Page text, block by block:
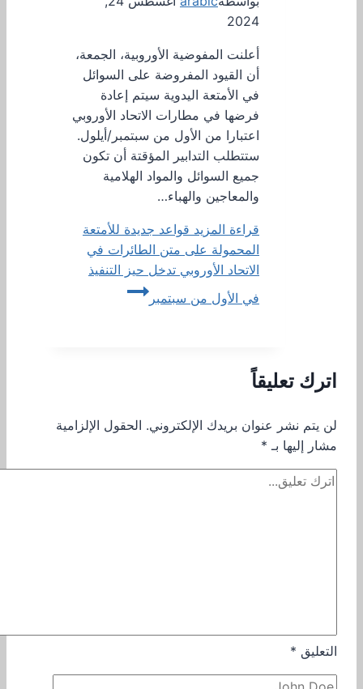
2024
أعلنت المفوضية الأوروبية، الجمعة،
أن القيود المفروضة على السوائل
في الأمتعة اليدوية سيتم إعادة
فرضها في مطارات الاتحاد الأوروبي
اعتبارا من الأول من سبتمبر/أيلول.
ستتطلب التدابير المؤقتة أن تكون
جميع السوائل والمواد الهلامية
والمعاجين والهباء…
قراءة المزيد قواعد جديدة للأمتعة
المحمولة على متن الطائرات في
الاتحاد الأوروبي تدخل حيز التنفيذ
في الأول من سبتمبر
اترك تعليقاً
لن يتم نشر عنوان بريدك الإلكتروني. الحقول الإلزامية
مشار إليها بـ *
التعليق *